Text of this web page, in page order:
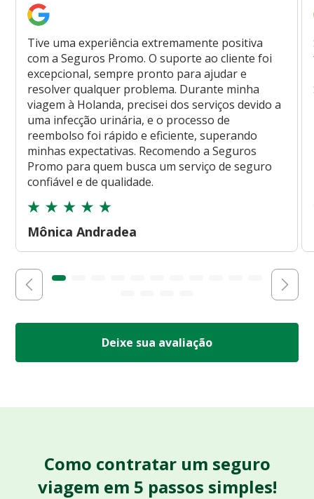
Tive uma experiência extremamente positiva
com a Seguros Promo. O suporte ao cliente foi
excepcional, sempre pronto para ajudar e
resolver qualquer problema. Durante minha
viagem à Holanda, precisei dos serviços devido a
uma infecção urinária, e o processo de
reembolso foi rápido e eficiente, superando
minhas expectativas. Recomendo a Seguros
Promo para quem busca um serviço de seguro
confiável e de qualidade.
Mônica Andradea
Deixe sua avaliação
Como contratar um seguro
viagem em 5 passos simples!